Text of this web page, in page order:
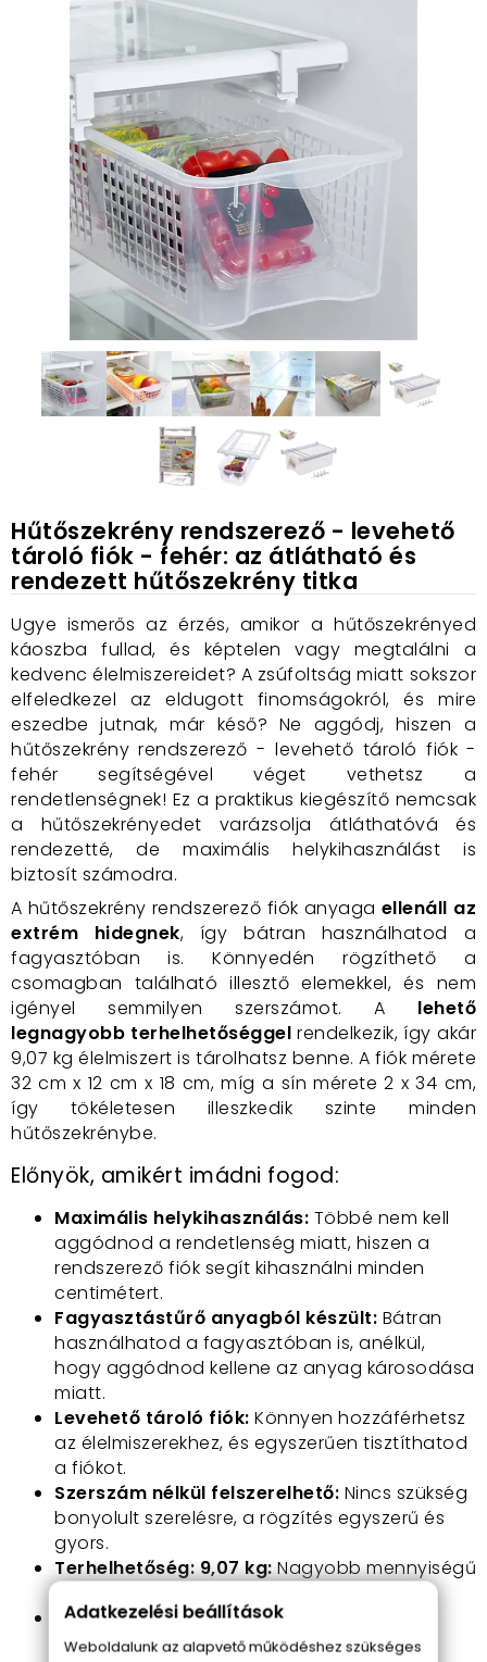
Hűtőszekrény rendszerező - levehető
tároló fiók - fehér: az átlátható és
rendezett hűtőszekrény titka
Ugye ismerős az érzés, amikor a hűtőszekrényed
káoszba fullad, és képtelen vagy megtalálni a
kedvenc élelmiszereidet? A zsúfoltság miatt sokszor
elfeledkezel az eldugott finomságokról, és mire
eszedbe jutnak, már késő? Ne aggódj, hiszen a
hűtőszekrény rendszerező - levehető tároló fiók -
fehér segítségével véget vethetsz a
rendetlenségnek! Ez a praktikus kiegészítő nemcsak
a hűtőszekrényedet varázsolja átláthatóvá és
rendezetté, de maximális helykihasználást is
biztosít számodra.
A hűtőszekrény rendszerező fiók anyaga ellenáll az
extrém hidegnek, így bátran használhatod a
fagyasztóban is. Könnyedén rögzíthető a
csomagban található illesztő elemekkel, és nem
igényel semmilyen szerszámot. A lehető
legnagyobb terhelhetőséggel rendelkezik, így akár
9,07 kg élelmiszert is tárolhatsz benne. A fiók mérete
32 cm x 12 cm x 18 cm, míg a sín mérete 2 x 34 cm,
így tökéletesen illeszkedik szinte minden
hűtőszekrénybe.
Előnyök, amikért imádni fogod:
Maximális helykihasználás: Többé nem kell
aggódnod a rendetlenség miatt, hiszen a
rendszerező fiók segít kihasználni minden
centimétert.
Fagyasztástűrő anyagból készült: Bátran
használhatod a fagyasztóban is, anélkül,
hogy aggódnod kellene az anyag károsodása
miatt.
Levehető tároló fiók: Könnyen hozzáférhetsz
az élelmiszerekhez, és egyszerűen tisztíthatod
a fiókot.
Szerszám nélkül felszerelhető: Nincs szükség
bonyolult szerelésre, a rögzítés egyszerű és
gyors.
Terhelhetőség: 9,07 kg:Nagyobb mennyiségű
Esztétikus megjelenés:Fehér színével
bármilyen hűtőszekrénybe tökéletesen
Adatkezelési beállítások
Weboldalunk az alapvető működéshez szükséges